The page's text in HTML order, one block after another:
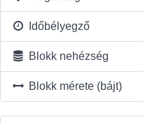
Időbélyegző
Blokk nehézség
Blokk mérete (bájt)